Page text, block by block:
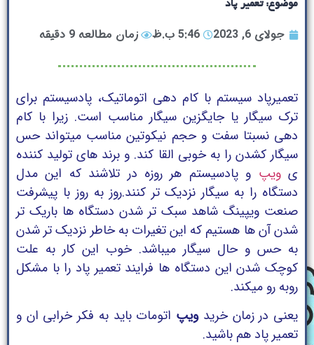
موضوع: تعمیر پاد
جولای 6, 2023 5:46 ب.ظ زمان مطالعه 9 دقیقه
تعمیرپاد سیستم با کام دهی اتوماتیک، پادسیستم برای
ترک سیگار یا جایگزین سیگار مناسب است. زیرا با کام
دهی نسبتا سفت و حجم نیکوتین مناسب میتواند حس
سیگار کشدن را به خوبی القا کند. و برند های تولید کننده
یویپ و پادسیستم هر روزه در تلاشند که این مدل
دستگاه را به سیگار نزدیک تر کنند.روز به روز با پیشرفت
صنعت ویپینگ شاهد سبک تر شدن دستگاه ها باریک تر
شدن آن ها هستیم که این تغیرات به خاطر نزدیک تر شدن
به حس و حال سیگار میباشد. خوب این کار به علت
کوچک شدن این دستگاه ها فرایند تعمیر پاد را با مشکل
روبه رو میکند.
یعنی در زمان خریدویپ اتومات باید به فکر خرابی ان و
تعمیر پاد هم باشید.